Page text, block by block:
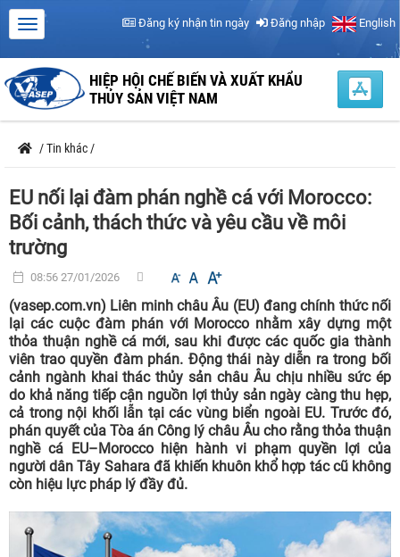
Đăng ký nhận tin ngày Đăng nhập English
HIỆP HỘI CHẾ BIẾN VÀ XUẤT KHẨU
THỦY SẢN VIỆT NAM
/Tin khác /
EU nối lại đàm phán nghề cá với Morocco:
Bối cảnh, thách thức và yêu cầu về môi
trường
08:56 27/01/2026
(vasep.com.vn) Liên minh châu Âu (EU) đang chính thức nối
lại các cuộc đàm phán với Morocco nhằm xây dựng một
thỏa thuận nghề cá mới, sau khi được các quốc gia thành
viên trao quyền đàm phán. Động thái này diễn ra trong bối
cảnh ngành khai thác thủy sản châu Âu chịu nhiều sức ép
do khả năng tiếp cận nguồn lợi thủy sản ngày càng thu hẹp,
cả trong nội khối lẫn tại các vùng biển ngoài EU. Trước đó,
phán quyết của Tòa án Công lý châu Âu cho rằng thỏa thuận
nghề cá EU–Morocco hiện hành vi phạm quyền lợi của
người dân Tây Sahara đã khiến khuôn khổ hợp tác cũ không
còn hiệu lực pháp lý đầy đủ.